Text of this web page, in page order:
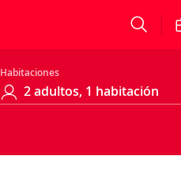
Habitaciones